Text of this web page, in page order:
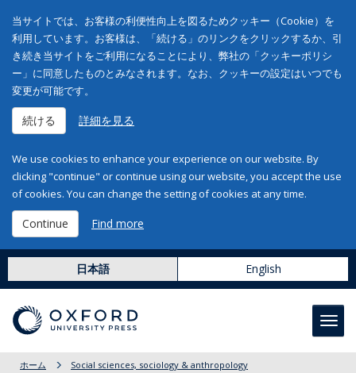
当サイトでは、お客様の利便性向上を図るためクッキー（Cookie）を
利用しています。お客様は、「続ける」のリンクをクリックするか、引
き続き当サイトをご利用になることにより、弊社の「クッキーポリシ
ー」に同意したものとみなされます。なお、クッキーの設定はいつでも
変更が可能です。
続ける 詳細を見る
We use cookies to enhance your experience on our website. By
clicking "continue" or continue using our website, you accept the use
of cookies. You can change the setting of cookies at any time.
Continue Find more
日本語 English
ホーム
Social sciences, sociology & anthropology